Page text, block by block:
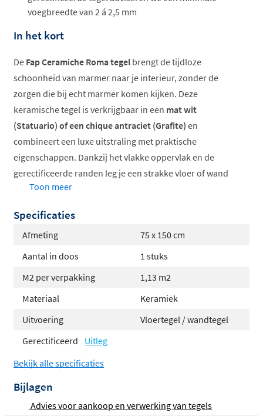
voegbreedte van 2 á 2,5 mm
In het kort
De Fap Ceramiche Roma tegel brengt de tijdloze
schoonheid van marmer naar je interieur, zonder de
zorgen die bij echt marmer komen kijken. Deze
keramische tegel is verkrijgbaar in een mat wit
(Statuario) of een chique antraciet (Grafite) en
combineert een luxe uitstraling met praktische
eigenschappen. Dankzij het vlakke oppervlak en de
gerectificeerde randen leg je een strakke vloer of wand
die jarenlang meegaat. De tegel is geschikt voor vrijwel
vloerverwarming.
Geschikt voor vloer en wand
Vorstbestendig en slijtvast
Compatibel met vloerverwarming
Keuze uit verschillende formaten
Of je nu een groot formaat wilt voor een ruimtelijk effect
of een kleiner formaat voor meer speelsheid, de Roma
Toon meer
Specificaties
Afmeting
75 x 150 cm
Aantal in doos
1 stuks
M2 per verpakking
1,13 m2
Materiaal
Keramiek
Uitvoering
Vloertegel / wandtegel
Gerectificeerd
Uitleg
Bekijk alle specificaties
Bijlagen
Advies voor aankoop en verwerking van tegels